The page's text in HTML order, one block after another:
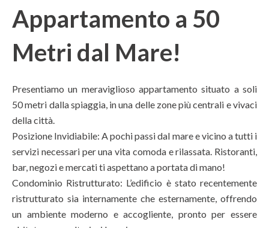
Appartamento a 50
Metri dal Mare!
Presentiamo un meraviglioso appartamento situato a soli
50 metri dalla spiaggia, in una delle zone più centrali e vivaci
della città.
Posizione Invidiabile: A pochi passi dal mare e vicino a tutti i
servizi necessari per una vita comoda e rilassata. Ristoranti,
bar, negozi e mercati ti aspettano a portata di mano!
Condominio Ristrutturato: L’edificio è stato recentemente
ristrutturato sia internamente che esternamente, offrendo
un ambiente moderno e accogliente, pronto per essere